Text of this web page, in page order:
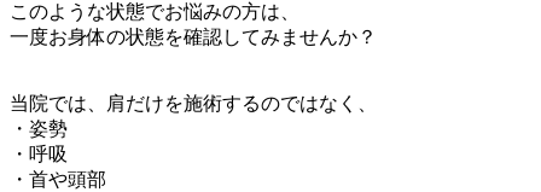
このような状態でお悩みの方は、
一度お身体の状態を確認してみませんか？
当院では、肩だけを施術するのではなく、
・姿勢
・呼吸
・首や頭部